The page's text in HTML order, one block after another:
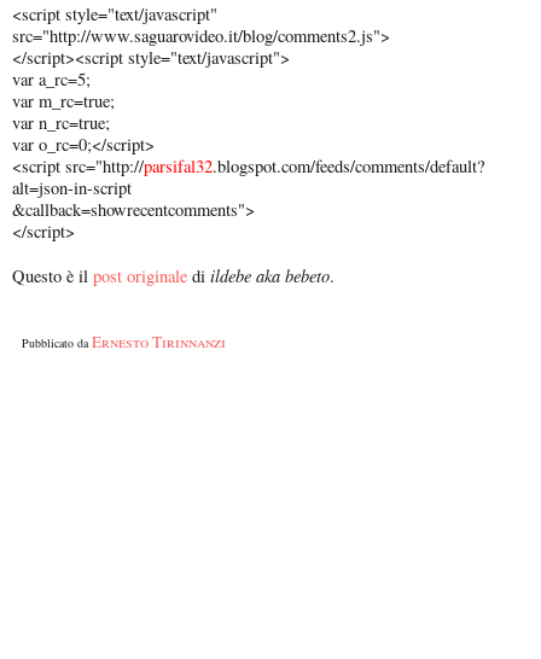
<script style="text/javascript"
src="http://www.saguarovideo.it/blog/comments2.js">
</script><script style="text/javascript">
var a_rc=5;
var m_rc=true;
var n_rc=true;
var o_rc=0;</script>
<script src="http://parsifal32.blogspot.com/feeds/comments/default?
alt=json-in-script
&callback=showrecentcomments">
</script>
Questo è il post originale di ildebe aka bebeto.
Pubblicato daErnesto Tirinnanzi